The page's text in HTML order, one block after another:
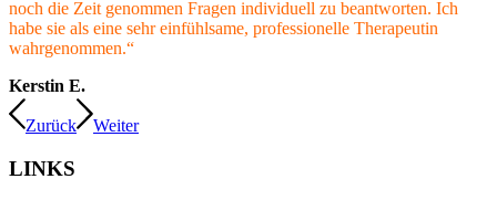
noch die Zeit genommen Fragen individuell zu beantworten. Ich
habe sie als eine sehr einfühlsame, professionelle Therapeutin
wahrgenommen.“
Kerstin E.
Zurück Weiter
LINKS